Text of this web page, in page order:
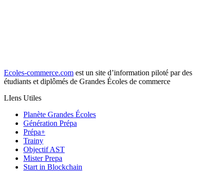
Ecoles-commerce.com est un site d’information piloté par des
étudiants et diplômés de Grandes Écoles de commerce
LIens Utiles
Planète Grandes Écoles
Génération Prépa
Prépa+
Trainy
Objectif AST
Mister Prepa
Start in Blockchain